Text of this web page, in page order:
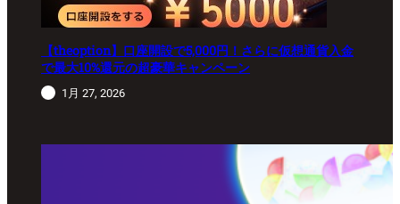
【theoption】口座開設で5,000円！さらに仮想通貨入金
で最大10%還元の超豪華キャンペーン
1月 27, 2026